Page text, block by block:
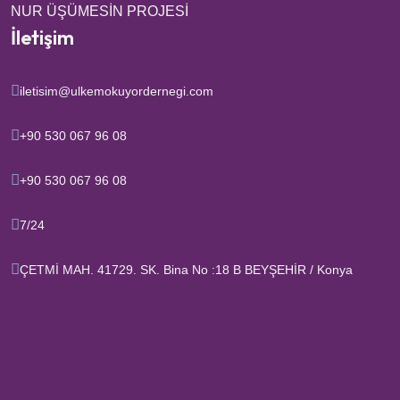
NUR ÜŞÜMESİN PROJESİ
İletişim
iletisim@ulkemokuyordernegi.com
‪+90 530 067 96 08‬
‪+90 530 067 96 08‬
7/24
ÇETMİ MAH. 41729. SK. Bina No :18 B BEYŞEHİR / Konya